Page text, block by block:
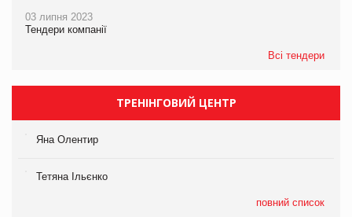
03 липня 2023
Тендери компанії
Всі тендери
ТРЕНІНГОВИЙ ЦЕНТР
Яна Олентир
Тетяна Ільєнко
повний список